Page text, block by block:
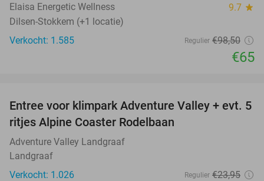
Elaisa Energetic Wellness 9.7 star
Dilsen-Stokkem (+1 locatie)
Verkocht: 1.585
Regulier €98,50
€65
17%
Entree voor klimpark Adventure Valley + evt. 5
ritjes Alpine Coaster Rodelbaan
Adventure Valley Landgraaf
Landgraaf
Verkocht: 1.026
Regulier €23,95